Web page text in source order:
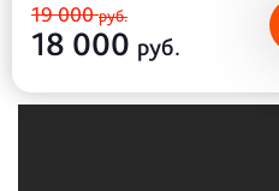
19 000руб.
18 000 руб.